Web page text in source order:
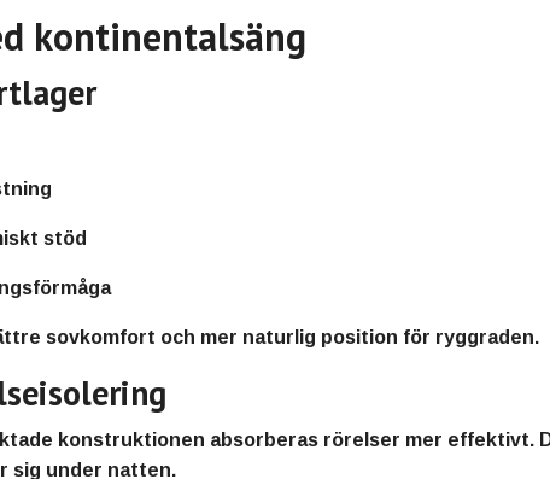
kontinentalsäng
stöd
sovkomfort och mer naturlig position för ryggraden.
konstruktionen absorberas rörelser mer effektivt.
sig under natten.